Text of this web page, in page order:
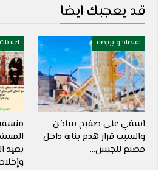
قد يعجبك ايضا
اقتصاد و بورصة
اسفي على صفيح ساخن
والسبب قرار هدم بناية داخل
مصنع للجبس…
اعلانات
بعيد